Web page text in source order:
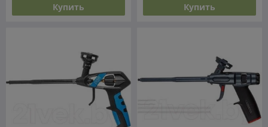
Купить Купить